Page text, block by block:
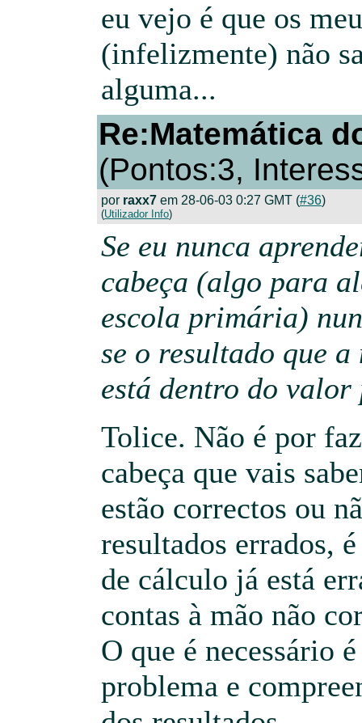
eu vejo é que os
(infelizmente) não
alguma...
Re:Matemática
(Pontos:3,
por raxx7 em 28-06-03 0:27 GMT (#36)
(Utilizador Info)
Se eu nunca
cabeça (algo para
escola primária)
se o resultado que a
está dentro do
Tolice. Não é por
cabeça que vais
estão correctos ou
resultados errados,
de cálculo já está
contas à mão não
O que é necessário
problema e